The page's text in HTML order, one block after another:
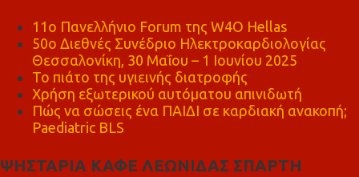
11ο Πανελλήνιο Forum της W4O Hellas
50ο Διεθνές Συνέδριο Ηλεκτροκαρδιολογίας
Θεσσαλονίκη, 30 Μαΐου – 1 Ιουνίου 2025
Το πιάτο της υγιεινής διατροφής
Χρήση εξωτερικού αυτόματου απινιδωτή
Πώς να σώσεις ένα ΠΑΙΔΙ σε καρδιακή ανακοπή;
Paediatric BLS
ΨΗΣΤΑΡΙΑ ΚΑΦΕ ΛΕΩΝΙΔΑΣ ΣΠΑΡΤΗ